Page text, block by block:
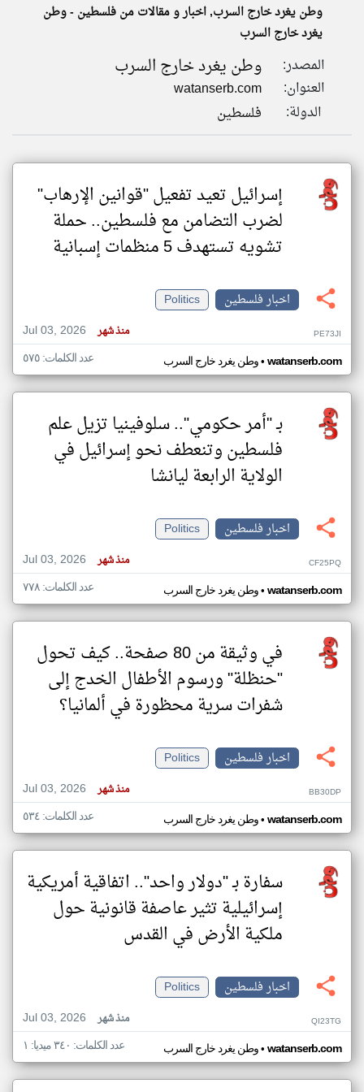
تغيير الدولة
مصادر الأخبار من فلسطين
وطن يغرد خارج السرب, اخبار و مقالات من فلسطين - وطن
يغرد خارج السرب
المصدر: وطن يغرد خارج السرب
العنوان:
watanserb.com
الدولة:
فلسطين
إسرائيل تعيد تفعيل "قوانين الإرهاب"
لضرب التضامن مع فلسطين.. حملة
تشويه تستهدف 5 منظمات إسبانية
اخبار فلسطين
Politics
Jul 03, 2026
منذ شهر PE73JI
وطن يغرد خارج السرب• watanserb.com عدد الكلمات: ٥٧٥
بـ "أمر حكومي".. سلوفينيا تزيل علم
فلسطين وتنعطف نحو إسرائيل في
الولاية الرابعة ليانشا
اخبار فلسطين
Politics
Jul 03, 2026
منذ شهر CF25PQ
وطن يغرد خارج السرب• watanserb.com عدد الكلمات: ٧٧٨
في وثيقة من 80 صفحة.. كيف تحول
"حنظلة" ورسوم الأطفال الخدج إلى
شفرات سرية محظورة في ألمانيا؟
اخبار فلسطين
Politics
Jul 03, 2026
منذ شهر BB30DP
وطن يغرد خارج السرب• watanserb.com عدد الكلمات: ٥٣٤
سفارة بـ "دولار واحد".. اتفاقية أمريكية
إسرائيلية تثير عاصفة قانونية حول
ملكية الأرض في القدس
اخبار فلسطين
Politics
Jul 03, 2026
منذ شهر QI23TG
وطن يغرد خارج السرب• watanserb.com عدد الكلمات: ٣٤٠ ميديا: ١
klyoum.com